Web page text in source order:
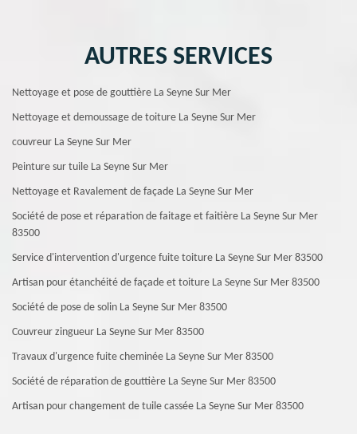
AUTRES SERVICES
Nettoyage et pose de gouttière La Seyne Sur Mer
Nettoyage et demoussage de toiture La Seyne Sur Mer
couvreur La Seyne Sur Mer
Peinture sur tuile La Seyne Sur Mer
Nettoyage et Ravalement de façade La Seyne Sur Mer
Société de pose et réparation de faitage et faitière La Seyne Sur Mer
83500
Service d'intervention d'urgence fuite toiture La Seyne Sur Mer 83500
Artisan pour étanchéité de façade et toiture La Seyne Sur Mer 83500
Société de pose de solin La Seyne Sur Mer 83500
Couvreur zingueur La Seyne Sur Mer 83500
Travaux d'urgence fuite cheminée La Seyne Sur Mer 83500
Société de réparation de gouttière La Seyne Sur Mer 83500
Artisan pour changement de tuile cassée La Seyne Sur Mer 83500